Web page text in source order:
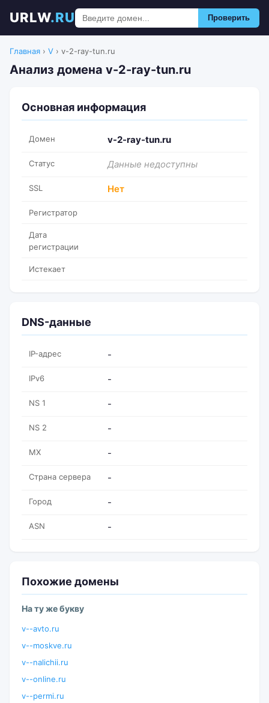
URLW.RU Проверить
Главная › V › v-2-ray-tun.ru
Анализ домена v-2-ray-tun.ru
Основная информация
Домен v-2-ray-tun.ru
Статус Данные недоступны
SSL Нет
Регистратор
Дата
регистрации
Истекает
DNS-данные
IP-адрес -
IPv6 -
NS 1 -
NS 2 -
MX -
Страна сервера -
Город -
ASN -
Похожие домены
На ту же букву
v--avto.ru
v--moskve.ru
v--nalichii.ru
v--online.ru
v--permi.ru